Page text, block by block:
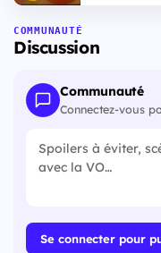
COMMUNAUTÉ
Discussion
Communauté
Connectez-vous
Se connecter pour